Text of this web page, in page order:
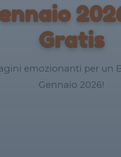
Gratis
emozionanti per un
Gennaio 2026!